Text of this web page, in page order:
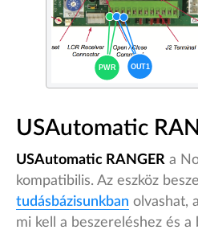
USAutomatic
USAutomatic RANGER a
kompatibilis. Az eszköz
tudásbázisunkban olvashat,
mi kell a beszereléshez és a